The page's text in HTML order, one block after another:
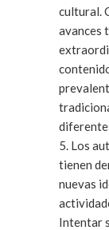
cultural.
avances
5. Los
tienen
nuevas
Intentar